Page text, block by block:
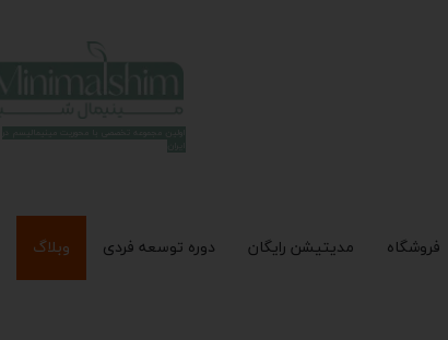
فروشگاه مدیتیشن رایگان دوره توسعه فردی وبلاگ